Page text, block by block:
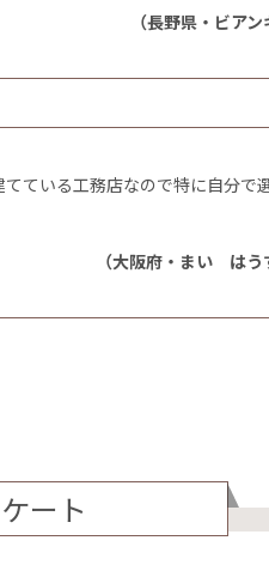
（長野県・ビア
ている工務店なので特に自分で
（大阪府・まい はう
ート